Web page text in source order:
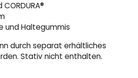
und Haltegummis
durch separat erhältliches
Stativ nicht enthalten.